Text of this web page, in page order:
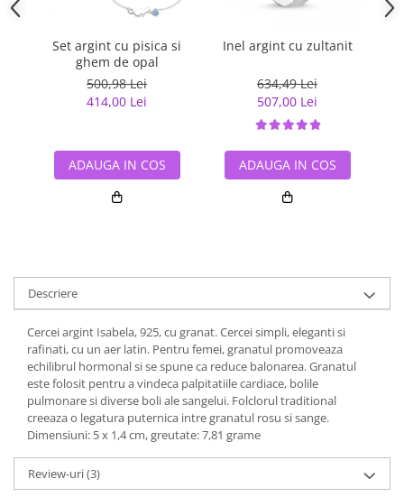
Set argint cu pisica si
ghem de opal
500,98 Lei
414,00 Lei
ADAUGA IN COS
Inel argint cu zultanit
634,49 Lei
507,00 Lei
ADAUGA IN COS
Descriere
Cercei argint Isabela, 925, cu granat. Cercei simpli, eleganti si
rafinati, cu un aer latin. Pentru femei, granatul promoveaza
echilibrul hormonal si se spune ca reduce balonarea. Granatul
este folosit pentru a vindeca palpitatiile cardiace, bolile
pulmonare si diverse boli ale sangelui. Folclorul traditional
creeaza o legatura puternica intre granatul rosu si sange.
Dimensiuni: 5 x 1,4 cm, greutate: 7,81 grame
Review-uri(3)